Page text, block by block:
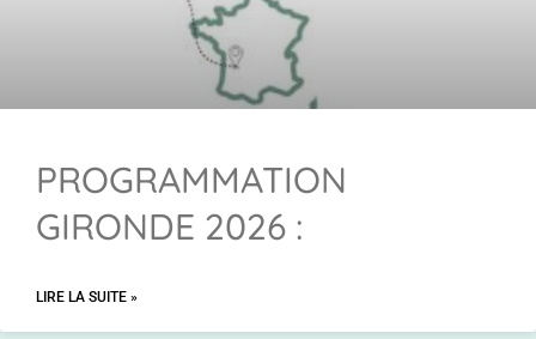
PROGRAMMATION
GIRONDE 2026 :
LIRE LA SUITE »